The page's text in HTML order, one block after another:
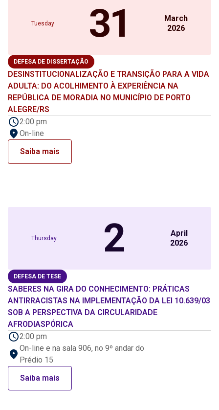
Tuesday 31
March
2026
DEFESA DE DISSERTAÇÃO
DESINSTITUCIONALIZAÇÃO E TRANSIÇÃO PARA A VIDA
ADULTA: DO ACOLHIMENTO À EXPERIÊNCIA NA
REPÚBLICA DE MORADIA NO MUNICÍPIO DE PORTO
ALEGRE/RS
2:00 pm
On-line
Saiba mais
Thursday 2
April
2026
DEFESA DE TESE
SABERES NA GIRA DO CONHECIMENTO: PRÁTICAS
ANTIRRACISTAS NA IMPLEMENTAÇÃO DA LEI 10.639/03
SOB A PERSPECTIVA DA CIRCULARIDADE
AFRODIASPÓRICA
2:00 pm
On-line e na sala 906, no 9º andar do
Prédio 15
Saiba mais